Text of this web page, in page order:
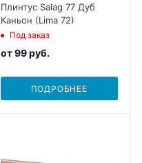
Плинтус Salag 77 Дуб
Каньон (Lima 72)
Под заказ
от99 руб.
ПОДРОБНЕЕ